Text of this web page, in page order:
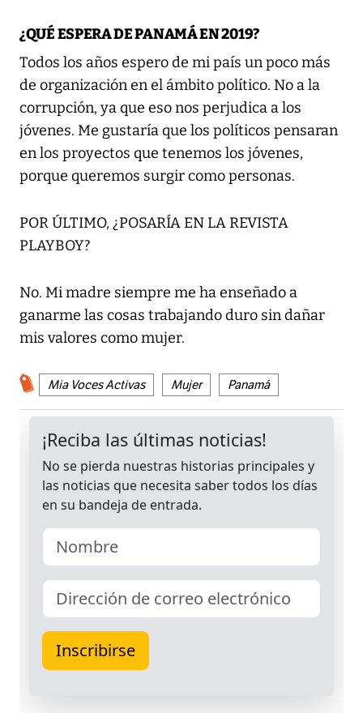
¿QUÉ ESPERA DE PANAMÁ EN 2019?
Todos los años espero de mi país un poco más
de organización en el ámbito político. No a la
corrupción, ya que eso nos perjudica a los
jóvenes. Me gustaría que los políticos pensaran
en los proyectos que tenemos los jóvenes,
porque queremos surgir como personas.
POR ÚLTIMO, ¿POSARÍA EN LA REVISTA
PLAYBOY?
No. Mi madre siempre me ha enseñado a
ganarme las cosas trabajando duro sin dañar
mis valores como mujer.
Mia Voces Activas Mujer Panamá